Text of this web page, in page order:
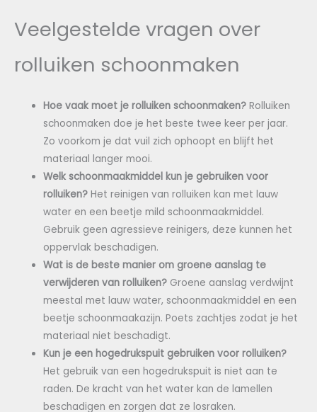
Veelgestelde vragen over
rolluiken schoonmaken
Hoe vaak moet je rolluiken schoonmaken? Rolluiken
schoonmaken doe je het beste twee keer per jaar.
Zo voorkom je dat vuil zich ophoopt en blijft het
materiaal langer mooi.
Welk schoonmaakmiddel kun je gebruiken voor
rolluiken? Het reinigen van rolluiken kan met lauw
water en een beetje mild schoonmaakmiddel.
Gebruik geen agressieve reinigers, deze kunnen het
oppervlak beschadigen.
Wat is de beste manier om groene aanslag te
verwijderen van rolluiken? Groene aanslag verdwijnt
meestal met lauw water, schoonmaakmiddel en een
beetje schoonmaakazijn. Poets zachtjes zodat je het
materiaal niet beschadigt.
Kun je een hogedrukspuit gebruiken voor rolluiken?
Het gebruik van een hogedrukspuit is niet aan te
raden. De kracht van het water kan de lamellen
beschadigen en zorgen dat ze losraken.